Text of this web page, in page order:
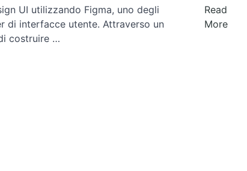
UI utilizzando Figma, uno degli
di interfacce utente. Attraverso un
costruire …
Read
More